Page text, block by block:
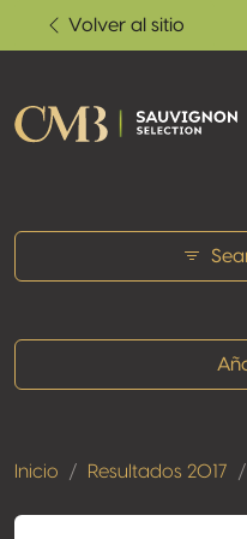
Volver al sitio
Inicio Resultados 2017